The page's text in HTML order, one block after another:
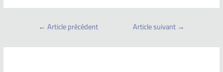
← Article précédent Article suivant →